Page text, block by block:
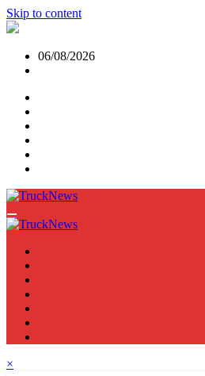
Skip to content
06/08/2026
×